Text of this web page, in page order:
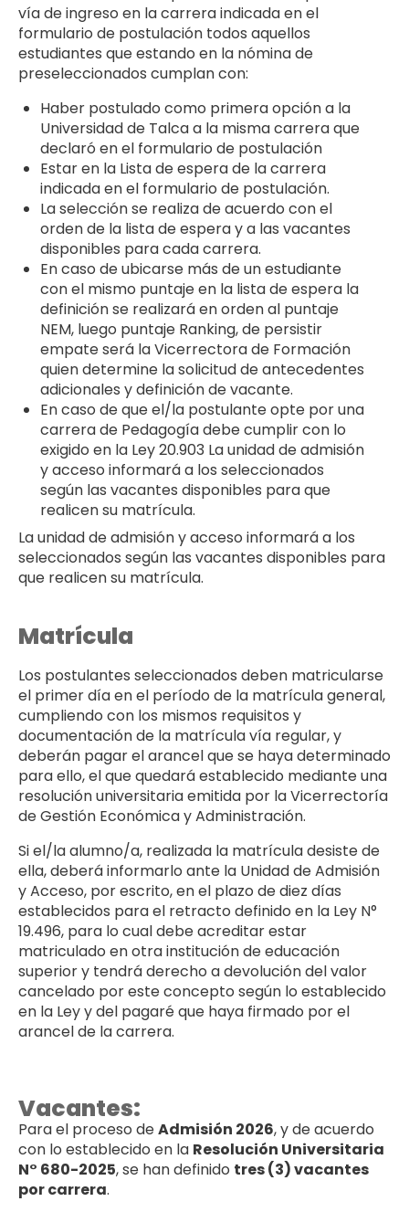
vía de ingreso en la carrera indicada en el
formulario de postulación todos aquellos
estudiantes que estando en la nómina de
preseleccionados cumplan con:
Haber postulado como primera opción a la
Universidad de Talca a la misma carrera que
declaró en el formulario de postulación
Estar en la Lista de espera de la carrera
indicada en el formulario de postulación.
La selección se realiza de acuerdo con el
orden de la lista de espera y a las vacantes
disponibles para cada carrera.
En caso de ubicarse más de un estudiante
con el mismo puntaje en la lista de espera la
definición se realizará en orden al puntaje
NEM, luego puntaje Ranking, de persistir
empate será la Vicerrectora de Formación
quien determine la solicitud de antecedentes
adicionales y definición de vacante.
En caso de que el/la postulante opte por una
carrera de Pedagogía debe cumplir con lo
exigido en la Ley 20.903 La unidad de admisión
y acceso informará a los seleccionados
según las vacantes disponibles para que
realicen su matrícula.
La unidad de admisión y acceso informará a los
seleccionados según las vacantes disponibles para
que realicen su matrícula.
Matrícula
Los postulantes seleccionados deben matricularse
el primer día en el período de la matrícula general,
cumpliendo con los mismos requisitos y
documentación de la matrícula vía regular, y
deberán pagar el arancel que se haya determinado
para ello, el que quedará establecido mediante una
resolución universitaria emitida por la Vicerrectoría
de Gestión Económica y Administración.
Si el/la alumno/a, realizada la matrícula desiste de
ella, deberá informarlo ante la Unidad de Admisión
y Acceso, por escrito, en el plazo de diez días
establecidos para el retracto definido en la Ley N°
19.496, para lo cual debe acreditar estar
matriculado en otra institución de educación
superior y tendrá derecho a devolución del valor
cancelado por este concepto según lo establecido
en la Ley y del pagaré que haya firmado por el
arancel de la carrera.
Vacantes:
Para el proceso deAdmisión 2026, y de acuerdo
con lo establecido en la Resolución Universitaria
N° 680-2025, se han definido tres (3) vacantes
por carrera.